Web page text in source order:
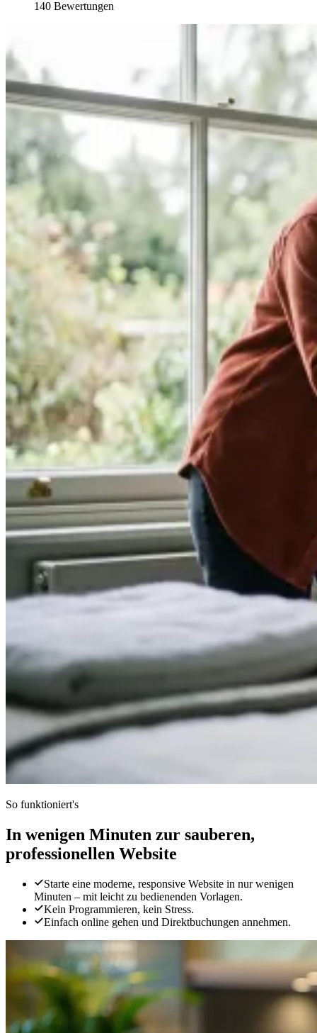
140 Bewertungen
So funktioniert's
In wenigen Minuten zur sauberen,
professionellen Website
Starte eine moderne, responsive Website in nur wenigen
Minuten – mit leicht zu bedienenden Vorlagen.
Kein Programmieren, kein Stress.
Einfach online gehen und Direktbuchungen annehmen.